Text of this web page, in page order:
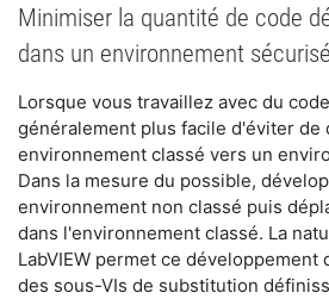
Minimiser la quantité de code
dans un environnement sécurisé
Lorsque vous travaillez avec du
généralement plus facile d'éviter de
environnement classé vers un
Dans la mesure du possible,
environnement non classé puis
dans l'environnement classé. La
LabVIEW permet ce développement
des sous-VIs de substitution